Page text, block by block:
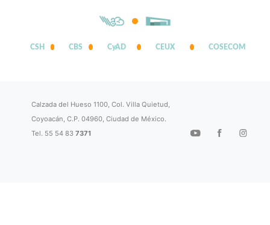
CSH CBS CyAD CEUX COSECOM
Calzada del Hueso 1100, Col. Villa Quietud,
Coyoacán, C.P. 04960, Ciudad de México.
Tel. 55 54 837371